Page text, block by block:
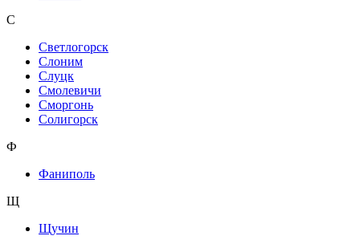
С
Светлогорск
Слоним
Слуцк
Смолевичи
Сморгонь
Солигорск
Ф
Фаниполь
Щ
Щучин